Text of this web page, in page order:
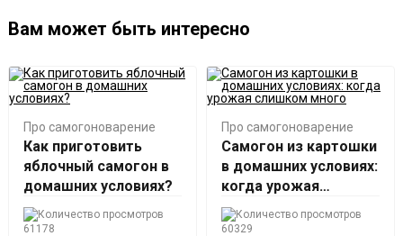
Вам может быть интересно
Про самогоноварение
Как приготовить
яблочный самогон в
домашних условиях?
61178
Про самогоноварение
Самогон из картошки
в домашних условиях:
когда урожая
слишком много
60329